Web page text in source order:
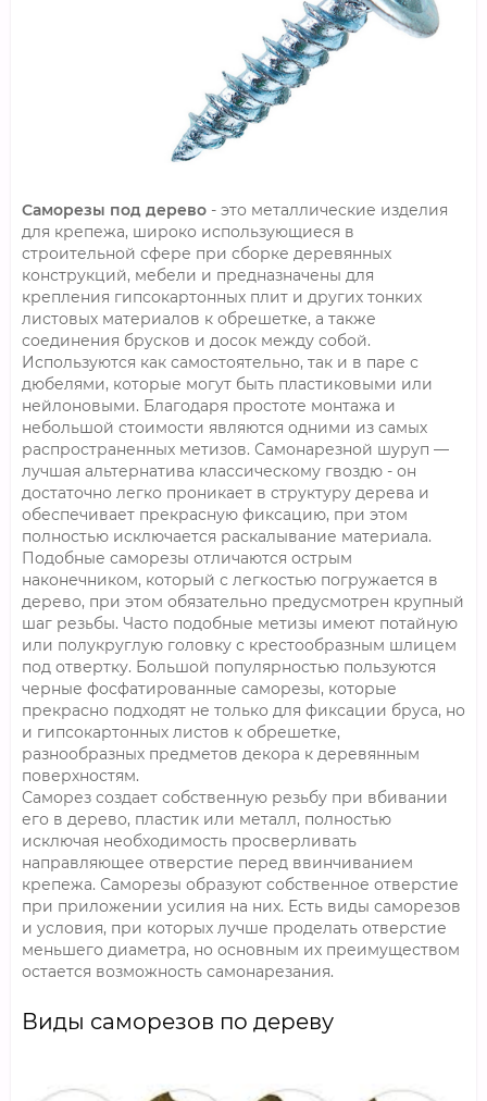
Саморезы под дерево - это металлические изделия
для крепежа, широко использующиеся в
строительной сфере при сборке деревянных
конструкций, мебели и предназначены для
крепления гипсокартонных плит и других тонких
листовых материалов к обрешетке, а также
соединения брусков и досок между собой.
Используются как самостоятельно, так и в паре с
дюбелями, которые могут быть пластиковыми или
нейлоновыми. Благодаря простоте монтажа и
небольшой стоимости являются одними из самых
распространенных метизов. Самонарезной шуруп —
лучшая альтернатива классическому гвоздю - он
достаточно легко проникает в структуру дерева и
обеспечивает прекрасную фиксацию, при этом
полностью исключается раскалывание материала.
Подобные саморезы отличаются острым
наконечником, который с легкостью погружается в
дерево, при этом обязательно предусмотрен крупный
шаг резьбы. Часто подобные метизы имеют потайную
или полукруглую головку с крестообразным шлицем
под отвертку. Большой популярностью пользуются
черные фосфатированные саморезы, которые
прекрасно подходят не только для фиксации бруса, но
и гипсокартонных листов к обрешетке,
разнообразных предметов декора к деревянным
поверхностям.
Саморез создает собственную резьбу при вбивании
его в дерево, пластик или металл, полностью
исключая необходимость просверливать
направляющее отверстие перед ввинчиванием
крепежа. Саморезы образуют собственное отверстие
при приложении усилия на них. Есть виды саморезов
и условия, при которых лучше проделать отверстие
меньшего диаметра, но основным их преимуществом
остается возможность самонарезания.
Виды саморезов по дереву